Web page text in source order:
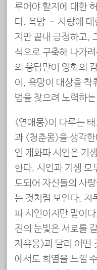
루어야 할지에 대한
다. 욕망 – 사랑에 대
지만 끝내 긍정하고,
식으로 구축해 나가
의 응답만이 영화의
이, 욕망이 대상을 착
법을 찾으려 노력하
<연애몽>이 다루는
과 <청춘몽>을 생각
인 개화파 시인은 기
한다. 시인과 기생 모
도되어 자신들의 사
는 것처럼 보인다. 지
파 시인이지만 말이
진의 눈빛은 서로를
자유몽>과 달리 어떤
에서도 희열을 느낄